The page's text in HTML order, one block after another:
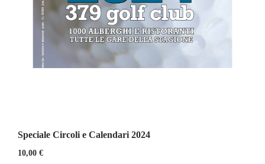
Speciale Circoli e Calendari 2024
10,00 €